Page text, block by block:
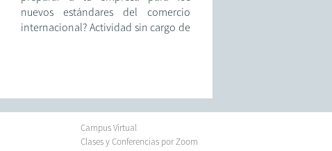
nuevos estándares del comercio
internacional? Actividad sin cargo de
Campus Virtual
Clases y Conferencias por Zoom